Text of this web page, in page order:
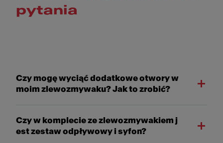
pytania
Czy mogę wyciąć dodatkowe otwory w
moim zlewozmywaku? Jak to zrobić?
Czy w komplecie ze zlewozmywakiem j
est zestaw odpływowy i syfon?